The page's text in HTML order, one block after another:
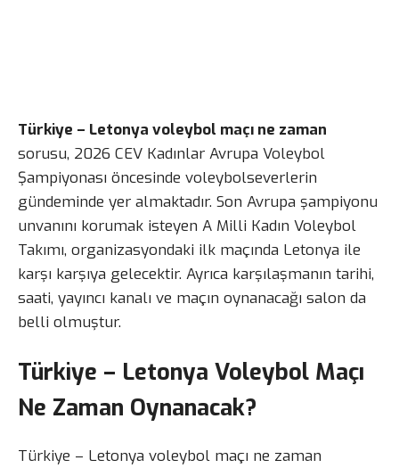
Türkiye – Letonya voleybol maçı ne zaman
sorusu, 2026 CEV Kadınlar Avrupa Voleybol
Şampiyonası öncesinde voleybolseverlerin
gündeminde yer almaktadır. Son Avrupa şampiyonu
unvanını korumak isteyen A Milli Kadın Voleybol
Takımı, organizasyondaki ilk maçında Letonya ile
karşı karşıya gelecektir. Ayrıca karşılaşmanın tarihi,
saati, yayıncı kanalı ve maçın oynanacağı salon da
belli olmuştur.
Türkiye – Letonya Voleybol Maçı
Ne Zaman Oynanacak?
Türkiye – Letonya voleybol maçı ne zaman